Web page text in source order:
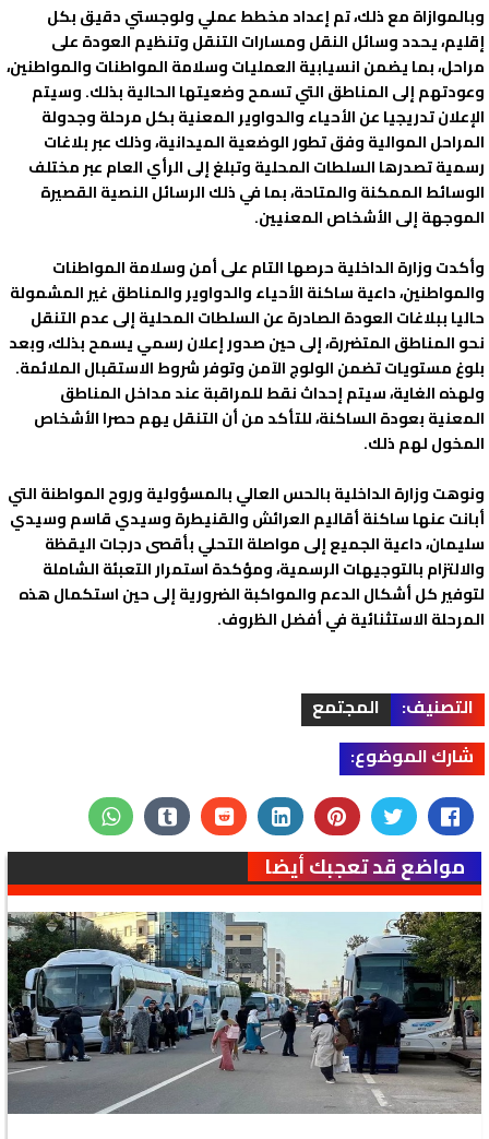
وبالموازاة مع ذلك، تم إعداد مخطط عملي ولوجستي دقيق بكل
إقليم، يحدد وسائل النقل ومسارات التنقل وتنظيم العودة على
مراحل، بما يضمن انسيابية العمليات وسلامة المواطنات والمواطنين،
وعودتهم إلى المناطق التي تسمح وضعيتها الحالية بذلك. وسيتم
الإعلان تدريجيا عن الأحياء والدواوير المعنية بكل مرحلة وجدولة
المراحل الموالية وفق تطور الوضعية الميدانية، وذلك عبر بلاغات
رسمية تصدرها السلطات المحلية وتبلغ إلى الرأي العام عبر مختلف
الوسائط الممكنة والمتاحة، بما في ذلك الرسائل النصية القصيرة
الموجهة إلى الأشخاص المعنيين.
وأكدت وزارة الداخلية حرصها التام على أمن وسلامة المواطنات
والمواطنين، داعية ساكنة الأحياء والدواوير والمناطق غير المشمولة
حاليا ببلاغات العودة الصادرة عن السلطات المحلية إلى عدم التنقل
نحو المناطق المتضررة، إلى حين صدور إعلان رسمي يسمح بذلك، وبعد
بلوغ مستويات تضمن الولوج الآمن وتوفر شروط الاستقبال الملائمة.
ولهذه الغاية، سيتم إحداث نقط للمراقبة عند مداخل المناطق
المعنية بعودة الساكنة، للتأكد من أن التنقل يهم حصرا الأشخاص
المخول لهم ذلك.
ونوهت وزارة الداخلية بالحس العالي بالمسؤولية وروح المواطنة التي
أبانت عنها ساكنة أقاليم العرائش والقنيطرة وسيدي قاسم وسيدي
سليمان، داعية الجميع إلى مواصلة التحلي بأقصى درجات اليقظة
والالتزام بالتوجيهات الرسمية، ومؤكدة استمرار التعبئة الشاملة
لتوفير كل أشكال الدعم والمواكبة الضرورية إلى حين استكمال هذه
المرحلة الاستثنائية في أفضل الظروف.
التصنيف:
المجتمع
شارك الموضوع:
مواضع قد تعجبك أيضا